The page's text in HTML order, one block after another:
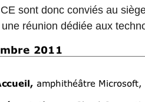
sont donc conviés au
réunion dédiée aux